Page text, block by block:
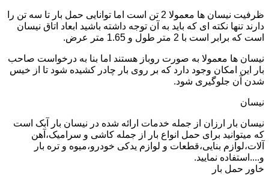
ظرفیت نیسان ها معمولا 2 تن است اما توانایی حمل بار تا سه تن را
دارند تنها نکته ای که باید به آن توجه داشته باشید ابعاد اتاق نیسان
است که برابر است با 2 متر طول و 1.65 متر عرض.
نیسان ها معمولا به صورت روباز هستند اما بنا به درخواست صاحب
بار این امکان وجود دارد که بر روی بار چادر کشیده شود تا از خیس
شدن آن جلوگیری شود.
نیسان
نیسان بار ارزان از جمله خدمات ارائه شده در نیسان بار آبک است
که میتوانید برای حمل انواع بار از جمله کاشی و سرامیک،آهن
آلات،لوازم بنایی،قطعات و لوازم یدکی خودرو،میوه و تره بار
و....استفاده نمایید.
خاور حمل بار